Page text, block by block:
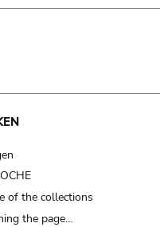
of the collections
the page…